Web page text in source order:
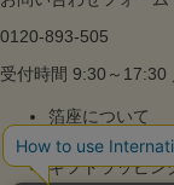
0120-893-505
受付時間 9:30～17:30
箔座について
ご利用ガイド
ギフトラッピン